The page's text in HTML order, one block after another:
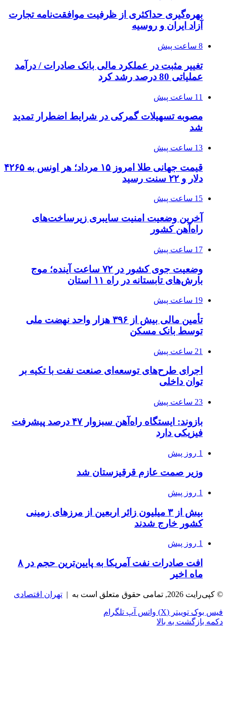
بهره‌گیری حداکثری از ظرفیت موافقت‌نامه تجارت
آزاد ایران و روسیه
8 ساعت پیش
تغییر مثبت در عملکرد مالی بانک صادرات / درآمد
عملیاتی 80 درصد رشد کرد
11 ساعت پیش
مصوبه تسهیلات گمرکی در شرایط اضطرار تمدید
شد
13 ساعت پیش
قیمت جهانی طلا امروز ۱۵ مرداد؛ هر اونس به ۴۲۶۵
دلار و ۲۲ سنت رسید
15 ساعت پیش
آخرین وضعیت امنیت سایبری زیرساخت‌های
راه‌آهن کشور
17 ساعت پیش
وضعیت جوی کشور در ۷۲ ساعت آینده؛ موج
بارش‌های تابستانه در راه ۱۱ استان
19 ساعت پیش
تأمین مالی بیش از ۳۹۶ هزار واحد نهضت ملی
توسط بانک مسکن
21 ساعت پیش
اجرای طرح‌های توسعه‌ای صنعت نفت با تکیه بر
توان داخلی
23 ساعت پیش
بازوند: ایستگاه راه‌آهن سبزوار ۴۷ درصد پیشرفت
فیزیکی دارد
1 روز پیش
وزیر صمت عازم قرقیزستان شد
1 روز پیش
بیش از ۳ میلیون زائر اربعین از مرزهای زمینی
کشور خارج شدند
1 روز پیش
افت صادرات نفت آمریکا به پایین‌ترین حجم در ۸
ماه اخیر
© کپی‌رایت 2026, تمامی حقوق متعلق است به | تهران اقتصادی
فیس بوک توییتر (X) واتس آپ تلگرام
دکمه بازگشت به بالا